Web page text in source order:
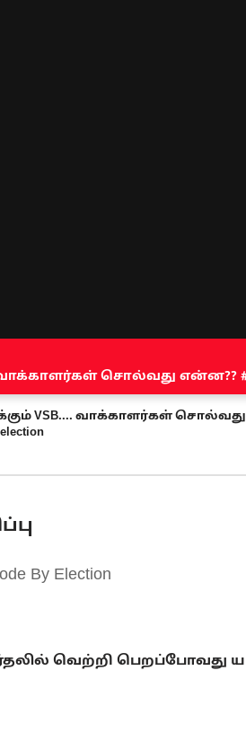
வாக்காளர்கள் சொல்வது என்ன??
VSB.... வாக்காளர்கள் சொல்வது
By Election
வெற்றி பெறப்போவது